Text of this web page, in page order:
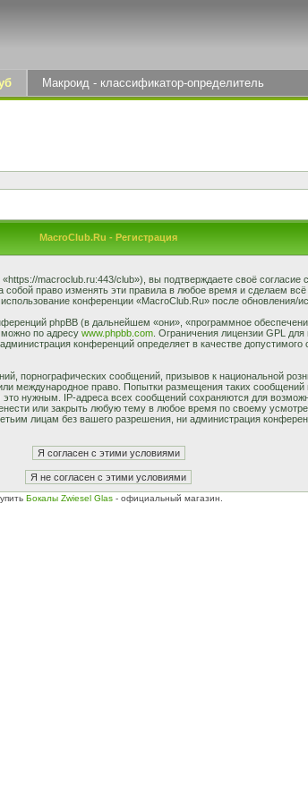
Макроид - классификатор-определитель
MacroClub.Ru - Регистрация
macroclub.ru:443/club»), вы подтверждаете своё
право изменять эти правила в любое время и сделаем
конференции «MacroClub.Ru» после обновления/
phpBB (в дальнейшем «они», «программное
по адресу www.phpbb.com. Ограничения лицензии GPL для
конференций определяет в качестве
порнографических сообщений, призывов к национальной
международное право. Попытки размещения таких
нужным. IP-адреса всех сообщений сохраняются для
или закрыть любую тему в любое время по своему
лицам без вашего разрешения, ни администрация
Бокалы Zwiesel Glas - официальный магазин.